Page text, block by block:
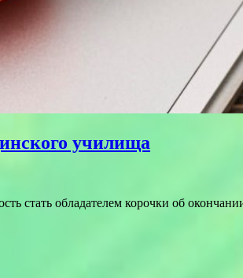
училища
стать обладателем корочки об